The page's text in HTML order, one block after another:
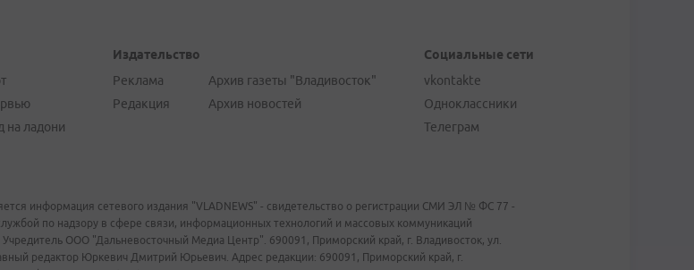
на ладони
Издательство
Реклама
Редакция
Архив газеты "Владивосток"
Архив новостей
Социальные сети
vkontakte
Одноклассники
Телеграм
информация сетевого издания "VLADNEWS" - свидетельство о регистрации СМИ ЭЛ № ФС 77 -
по надзору в сфере связи, информационных технологий и массовых коммуникаций
ООО "Дальневосточный Медиа Центр". 690091, Приморский край, г. Владивосток, ул.
редактор Юркевич Дмитрий Юрьевич. Адрес редакции: 690091, Приморский край, г.